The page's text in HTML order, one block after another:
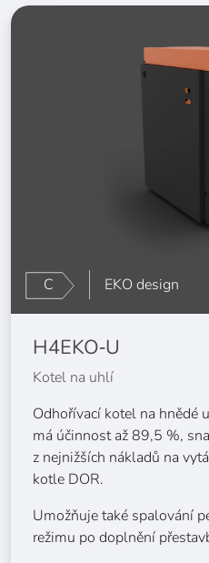
C EKO design
H4EKO‑U
Kotel na uhlí
Odhořívací kotel na hnědé
má účinnost až 89,5 %,
z nejnižších nákladů na
kotle DOR.
Umožňuje také spalování
režimu po doplnění